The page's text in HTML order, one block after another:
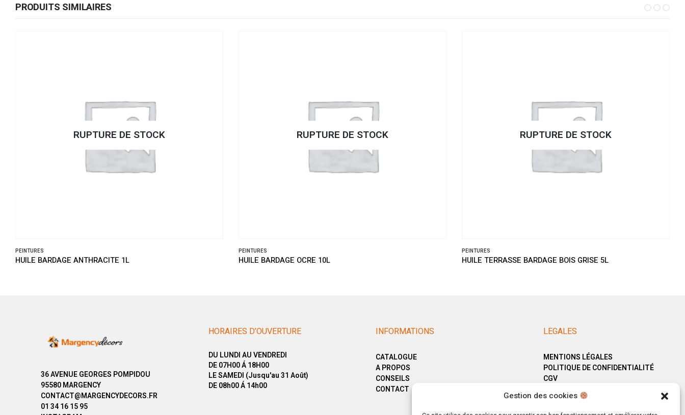
Gestion des cookies
PRODUITS SIMILAIRES
RUPTURE DE STOCK
PEINTURES
HUILE BARDAGE ANTHRACITE 1L
RUPTURE DE STOCK
PEINTURES
HUILE BARDAGE OCRE 10L
RUPTURE DE STOCK
PEINTURES
HUILE TERRASSE BARDAGE BOIS GRISE 5L
36 AVENUE GEORGES POMPIDOU
95580 MARGENCY
CONTACT@MARGENCYDECORS.FR
01 34 16 15 95
HORAIRES D’OUVERTURE
DU LUNDI AU VENDREDI
DE 07H00 Á 18H00
LE SAMEDI (Jusqu'au 31 Août)
DE 08h00 Á 14h00
INFORMATIONS
CATALOGUE
A PROPOS
CONSEILS
CONTACT
LEGALES
MENTIONS LÉGALES
POLITIQUE DE CONFIDENTIALITÉ
CGV